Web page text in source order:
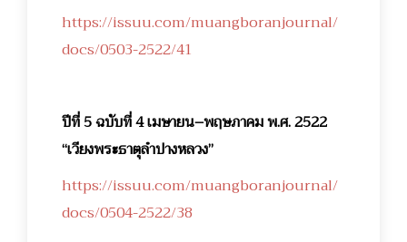
https://issuu.com/muangboranjournal/
docs/0503-2522/41
ปีที่ 5 ฉบับที่ 4 เมษายน–พฤษภาคม พ.ศ. 2522
“เวียงพระธาตุลำปางหลวง”
https://issuu.com/muangboranjournal/
docs/0504-2522/38